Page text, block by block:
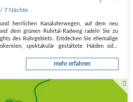
/ 7 Nächte
herrlichen Kanaluferwegen, auf dem neu
dem grünen Ruhrtal-Radweg radeln Sie zu
des Ruhrgebiets. Entdecken Sie ehemalige
spektakulär gestaltete Halden oder
mehr erfahren